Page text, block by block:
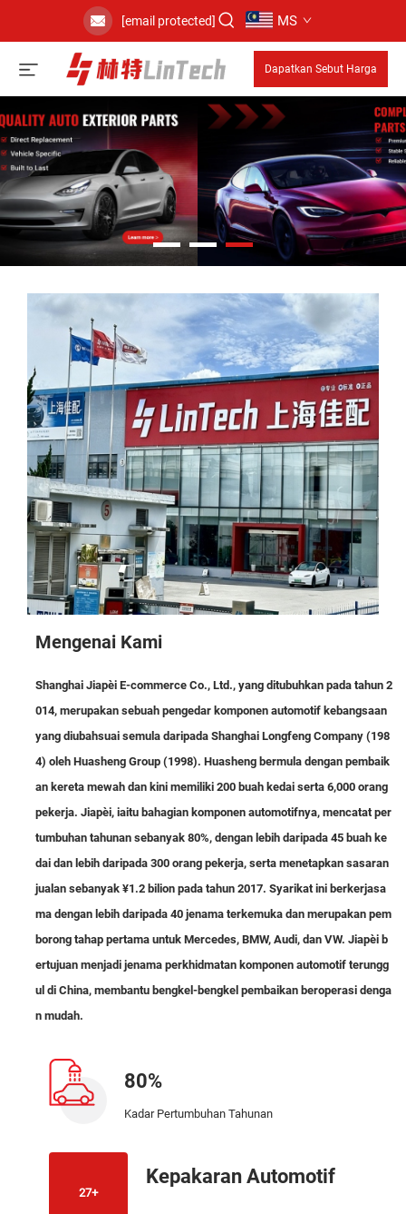
[email protected] MS
Dapatkan Sebut Harga
Mengenai Kami
Shanghai Jiapèi E-commerce Co., Ltd., yang ditubuhkan pada tahun 2
014, merupakan sebuah pengedar komponen automotif kebangsaan
yang diubahsuai semula daripada Shanghai Longfeng Company (198
4) oleh Huasheng Group (1998). Huasheng bermula dengan pembaik
an kereta mewah dan kini memiliki 200 buah kedai serta 6,000 orang
pekerja. Jiapèi, iaitu bahagian komponen automotifnya, mencatat per
tumbuhan tahunan sebanyak 80%, dengan lebih daripada 45 buah ke
dai dan lebih daripada 300 orang pekerja, serta menetapkan sasaran
jualan sebanyak ¥1.2 bilion pada tahun 2017. Syarikat ini berkerjasa
ma dengan lebih daripada 40 jenama terkemuka dan merupakan pem
borong tahap pertama untuk Mercedes, BMW, Audi, dan VW. Jiapèi b
ertujuan menjadi jenama perkhidmatan komponen automotif terungg
ul di China, membantu bengkel-bengkel pembaikan beroperasi denga
n mudah.
80%
Kadar Pertumbuhan Tahunan
27+
Kepakaran Automotif